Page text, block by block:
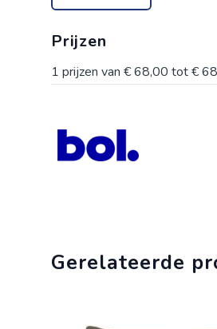
Prijzen
1 prijzen van € 68,00 tot€
Gerelateerde